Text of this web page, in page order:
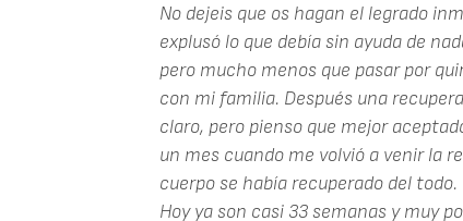
No dejeis que os hagan el legrado
explusó lo que debía sin ayuda de
pero mucho menos que pasar por
con mi familia. Después una
claro, pero pienso que mejor
un mes cuando me volvió a venir la
cuerpo se había recuperado del
Hoy ya son casi 33 semanas y muy